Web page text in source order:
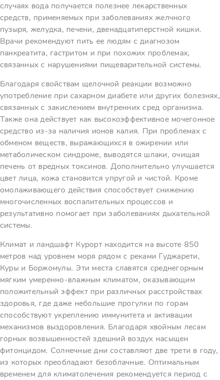
случаях вода получается полезнее лекарственных
средств, применяемых при заболеваниях желчного
пузыря, желудка, печени, двенадцатиперстной кишки.
Врачи рекомендуют пить ее людям с диагнозом
панкреатита, гастритом и при похожих проблемах,
связанных с нарушениями пищеварительной системы.
Благодаря свойствам щелочной реакции возможно
употребление при сахарном диабете или других болезнях,
связанных с закислением внутренних сред организма.
Также она действует как высокоэффективное мочегонное
средство из-за наличия ионов калия. При проблемах с
обменом веществ, выражающихся в ожирении или
метаболическом синдроме, выводятся шлаки, очищая
печень от вредных токсинов. Дополнительно улучшается
цвет лица, кожа становится упругой и чистой. Кроме
омолаживающего действия способствует снижению
многочисленных воспалительных процессов и
результативно помогает при заболеваниях дыхательной
системы.
Климат и ландшафт Курорт находится на высоте 850
метров над уровнем моря рядом с реками Гуджарети,
Куры и Боржомулы. Эти места славятся среднегорным
мягким умеренно-влажным климатом, оказывающим
положительный эффект при различных расстройствах
здоровья, где даже небольшие прогулки по горам
способствуют укреплению иммунитета и активации
механизмов выздоровления. Благодаря хвойным лесам
горных возвышенностей здешний воздух насыщен
фитонцидом. Солнечные дни составляют две трети в году,
из которых преобладают безоблачные. Оптимальным
временем для климатолечения рекомендуется период с